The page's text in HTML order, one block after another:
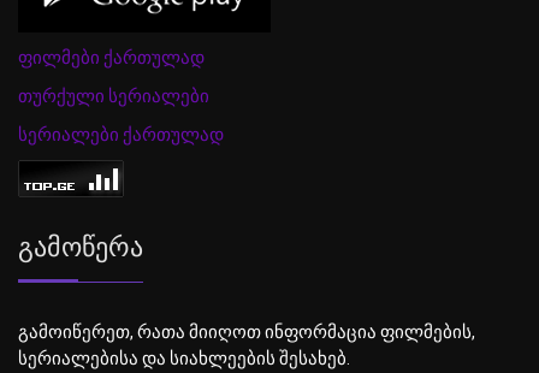
ფილმები ქართულად
თურქული სერიალები
სერიალები ქართულად
Გამოწერა
გამოიწერეთ, რათა მიიღოთ ინფორმაცია ფილმების,
სერიალებისა და სიახლეების შესახებ.